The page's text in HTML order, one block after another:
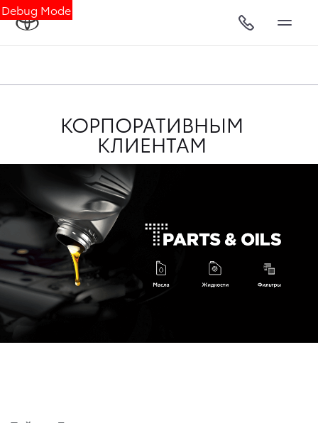
Debug Mode
КОРПОРАТИВНЫМ
КЛИЕНТАМ